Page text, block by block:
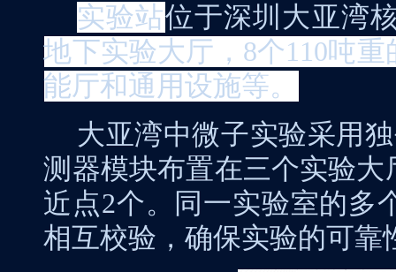
实验站位于深圳大亚湾
地下实验大厅， 8个110吨重
能厅和通用设施等。
大亚湾中微子实验采用
测器模块布置在三个实验大
近点2个。同一实验室的多
相互校验，确保实验的可靠